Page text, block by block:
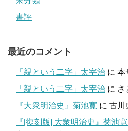
書評
最近のコメント
「親という二字」太宰治 に 本
「親という二字」太宰治 に さ
『大衆明治史』菊池寛 に 古川
『[復刻版] 大衆明治史』菊池